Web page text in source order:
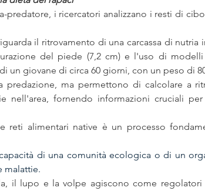
predatore, i ricercatori analizzano i resti di
il ritrovamento di una carcassa di nutria
del piede (7,2 cm) e l'uso di
un giovane di circa 60 giorni, con un peso di
predazione, ma permettono di calcolare a
nell'area, fornendo informazioni cruciali
di una comunità ecologica o di un
malattie.
il lupo e la volpe agiscono come regolatori